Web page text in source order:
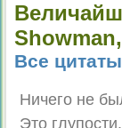
Все
Ничего не
Это